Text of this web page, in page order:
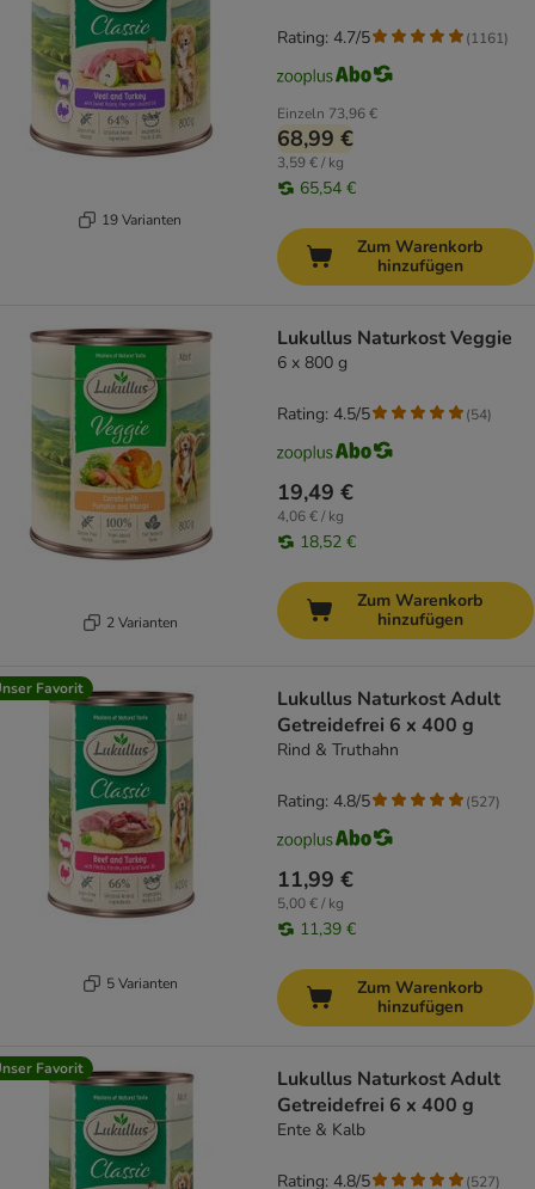
19 Varianten
Einzeln 73,96 €
68,99 €
3,59 € / kg
65,54 €
Rating: 4.7/5 (1161)
Zum Warenkorb
hinzufügen
2 Varianten
Lukullus Naturkost Veggie
6 x 800 g
19,49 €
4,06 € / kg
18,52 €
Rating: 4.5/5 (54)
Zum Warenkorb
hinzufügen
Favorit
5 Varianten
Lukullus Naturkost Adult
Getreidefrei 6 x 400 g
Rind & Truthahn
11,99 €
5,00 € / kg
11,39 €
Rating: 4.8/5 (527)
Zum Warenkorb
hinzufügen
Favorit
Lukullus Naturkost Adult
Getreidefrei 6 x 400 g
Ente & Kalb
Rating: 4.8/5 (527)